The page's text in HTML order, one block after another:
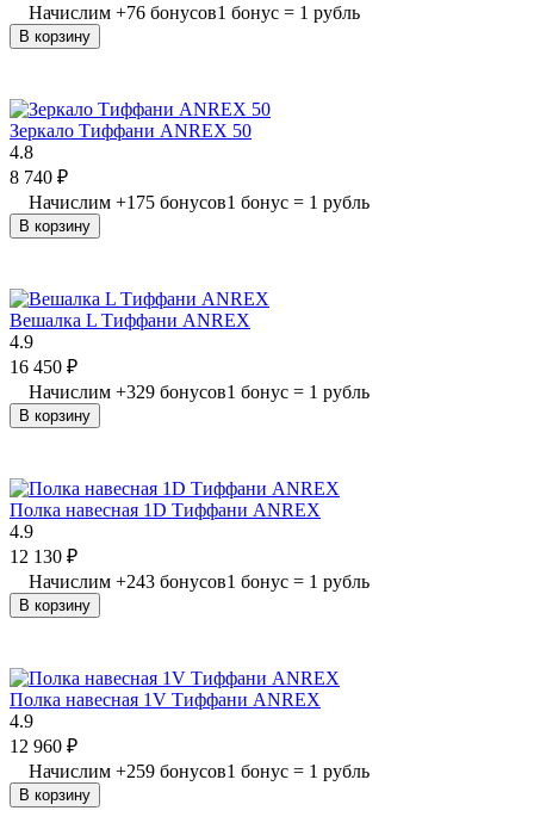
Начислим +76 бонусов1 бонус = 1 рубль
В корзину
Зеркало Тиффани ANREX 50
4.8
8 740 ₽
Начислим +175 бонусов1 бонус = 1 рубль
В корзину
Вешалка L Тиффани ANREX
4.9
16 450 ₽
Начислим +329 бонусов1 бонус = 1 рубль
В корзину
Полка навесная 1D Тиффани ANREX
4.9
12 130 ₽
Начислим +243 бонусов1 бонус = 1 рубль
В корзину
Полка навесная 1V Тиффани ANREX
4.9
12 960 ₽
Начислим +259 бонусов1 бонус = 1 рубль
В корзину